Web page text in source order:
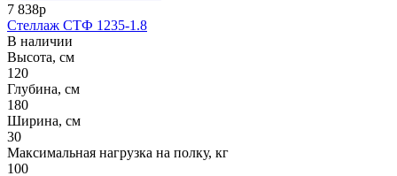
7 838р
Стеллаж СТФ 1235-1.8
В наличии
Высота, см
120
Глубина, см
180
Ширина, см
30
Максимальная нагрузка на полку, кг
100